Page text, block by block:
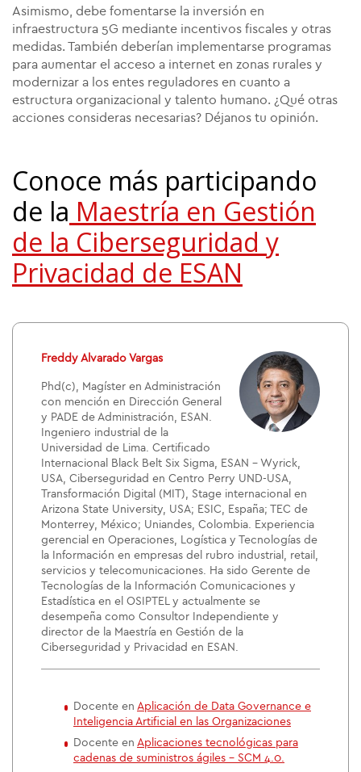
Asimismo, debe fomentarse la inversión en
infraestructura 5G mediante incentivos fiscales y otras
medidas. También deberían implementarse programas
para aumentar el acceso a internet en zonas rurales y
modernizar a los entes reguladores en cuanto a
estructura organizacional y talento humano. ¿Qué otras
acciones consideras necesarias? Déjanos tu opinión.
Conoce más participando
de la Maestría en Gestión
de la Ciberseguridad y
Privacidad de ESAN
Freddy Alvarado Vargas
Phd(c), Magíster en Administración
con mención en Dirección General
y PADE de Administración, ESAN.
Ingeniero industrial de la
Universidad de Lima. Certificado
Internacional Black Belt Six Sigma, ESAN - Wyrick,
USA, Ciberseguridad en Centro Perry UND-USA,
Transformación Digital (MIT), Stage internacional en
Arizona State University, USA; ESIC, España; TEC de
Monterrey, México; Uniandes, Colombia. Experiencia
gerencial en Operaciones, Logística y Tecnologías de
la Información en empresas del rubro industrial, retail,
servicios y telecomunicaciones. Ha sido Gerente de
Tecnologías de la Información Comunicaciones y
Estadística en el OSIPTEL y actualmente se
desempeña como Consultor Independiente y
director de la Maestría en Gestión de la
Ciberseguridad y Privacidad en ESAN.
Docente en Aplicación de Data Governance e
Inteligencia Artificial en las Organizaciones
Docente en Aplicaciones tecnológicas para
cadenas de suministros ágiles – SCM 4.0.